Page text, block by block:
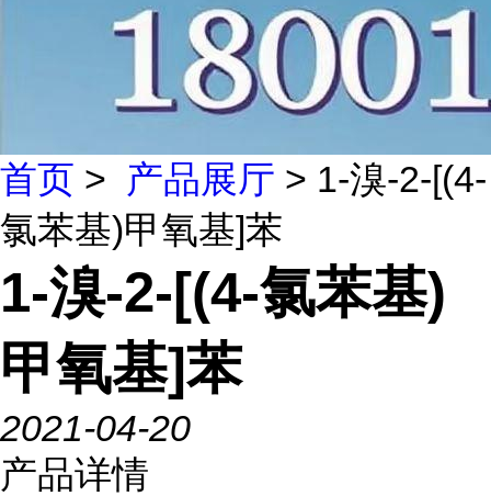
首页 > 产品展厅 > 1-溴-2-[(4-
氯苯基)甲氧基]苯
1-溴-2-[(4-氯苯基)
甲氧基]苯
2021-04-20
产品详情